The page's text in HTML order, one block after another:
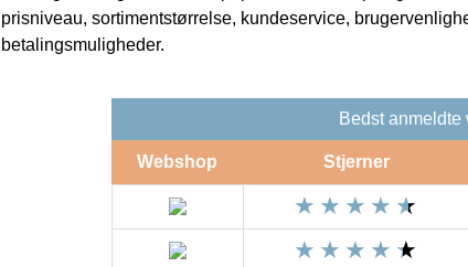
prisniveau, sortimentstørrelse, kundeservice,
betalingsmuligheder.
Bedst anmeldte
Webshop Stjerner